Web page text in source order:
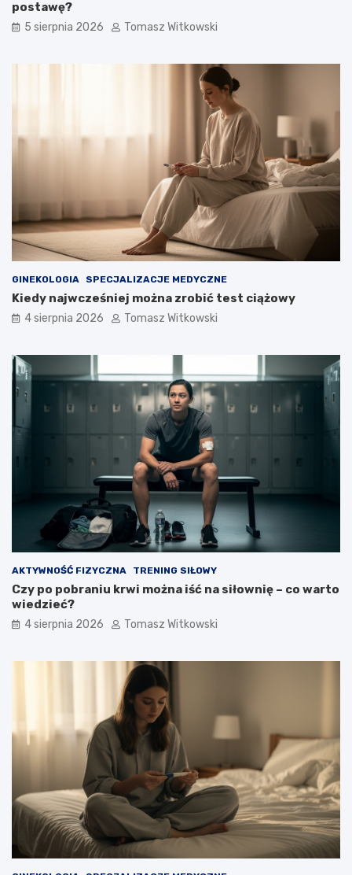
postawę?
5 sierpnia 2026 Tomasz Witkowski
GINEKOLOGIA SPECJALIZACJE MEDYCZNE
Kiedy najwcześniej można zrobić test ciążowy
4 sierpnia 2026 Tomasz Witkowski
AKTYWNOŚĆ FIZYCZNA TRENING SIŁOWY
Czy po pobraniu krwi można iść na siłownię – co warto
wiedzieć?
4 sierpnia 2026 Tomasz Witkowski